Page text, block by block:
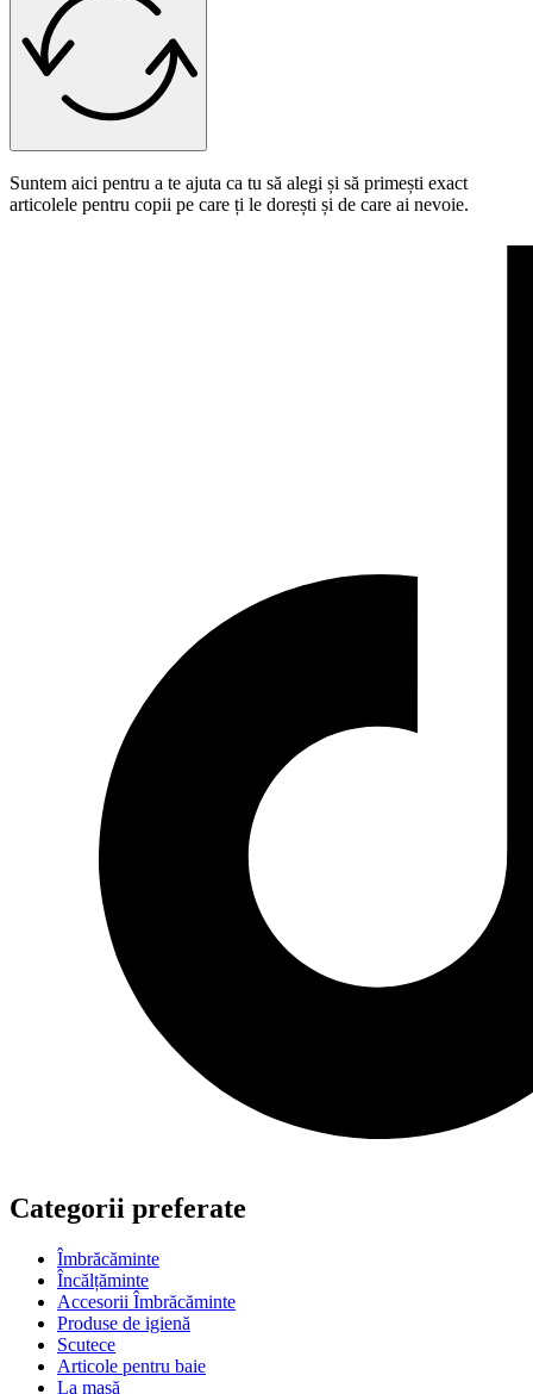
Suntem aici pentru a te ajuta ca tu să alegi și să primești exact
articolele pentru copii pe care ți le dorești și de care ai nevoie.
Categorii preferate
Îmbrăcăminte
Încălțăminte
Accesorii Îmbrăcăminte
Produse de igienă
Scutece
Articole pentru baie
La masă